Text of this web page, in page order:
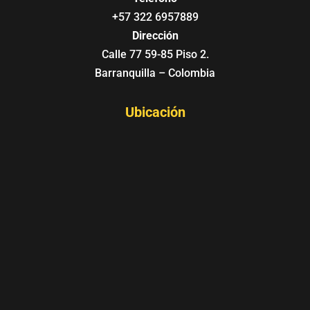
+57 322 6957889
Dirección
Calle 77 59-85 Piso 2.
Barranquilla – Colombia
Ubicación